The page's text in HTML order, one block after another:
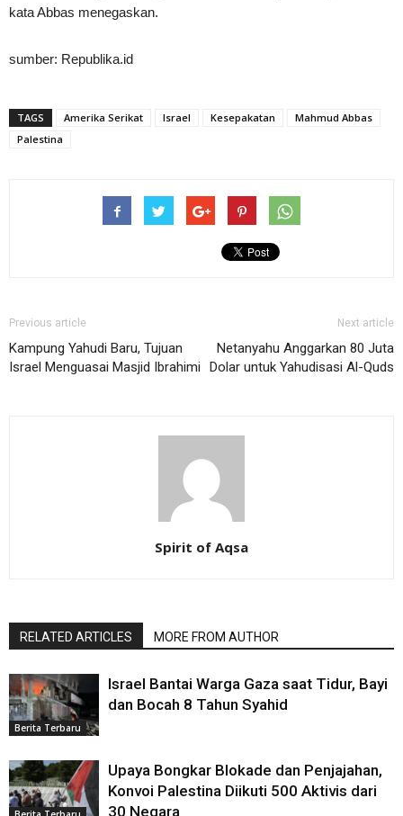
kata Abbas menegaskan.
sumber: Republika.id
TAGS Amerika Serikat Israel Kesepakatan
Mahmud Abbas
Palestina
Previous article
Kampung Yahudi Baru, Tujuan
Israel Menguasai Masjid Ibrahimi
Next article
Netanyahu Anggarkan 80 Juta
Dolar untuk Yahudisasi Al-Quds
Spirit of Aqsa
RELATED ARTICLES MORE FROM AUTHOR
Berita Terbaru
Israel Bantai Warga Gaza saat Tidur, Bayi
dan Bocah 8 Tahun Syahid
Upaya Bongkar Blokade dan Penjajahan,
Konvoi Palestina Diikuti 500 Aktivis dari
30 Negara